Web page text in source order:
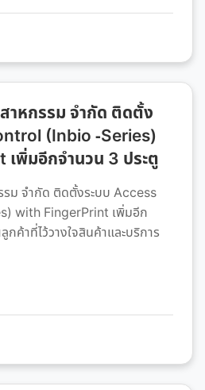
าหกรรม จำกัด ติดตั้ง
(Inbio -Series)
พิ่มอีกจำนวน 3 ประตู
ม จำกัด ติดตั้งระบบ Access
with FingerPrint เพิ่มอีก
ค้าที่ไว้วางใจสินค้าและบริการ